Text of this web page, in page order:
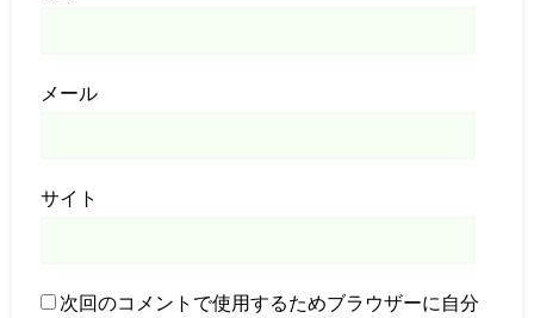
メール
サイト
次回のコメントで使用するためブラウザーに自分